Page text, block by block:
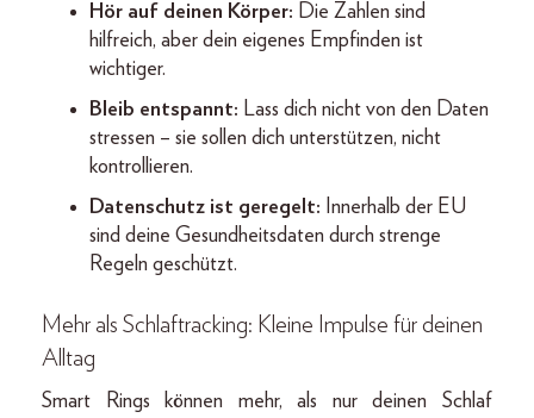
Hör auf deinen Körper: Die Zahlen sind
hilfreich, aber dein eigenes Empfinden ist
wichtiger.
Bleib entspannt: Lass dich nicht von den Daten
stressen – sie sollen dich unterstützen, nicht
kontrollieren.
Datenschutz ist geregelt: Innerhalb der EU
sind deine Gesundheitsdaten durch strenge
Regeln geschützt.
Mehr als Schlaftracking: Kleine Impulse für deinen
Alltag
Smart Rings können mehr, als nur deinen Schlaf